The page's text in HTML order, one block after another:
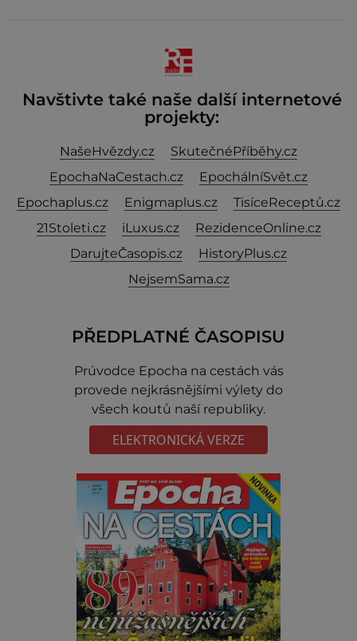
Navštivte také naše další internetové
projekty:
NašeHvězdy.cz
SkutečnéPříběhy.cz
EpochaNaCestach.cz
EpochálníSvět.cz
Epochaplus.cz
Enigmaplus.cz
TisíceReceptů.cz
21Stoleti.cz
iLuxus.cz
RezidenceOnline.cz
DarujteČasopis.cz
HistoryPlus.cz
NejsemSama.cz
PŘEDPLATNÉ ČASOPISU
Prúvodce Epocha na cestách vás
provede nejkrásnějšími výlety do
všech koutů naší republiky.
ELEKTRONICKÁ VERZE